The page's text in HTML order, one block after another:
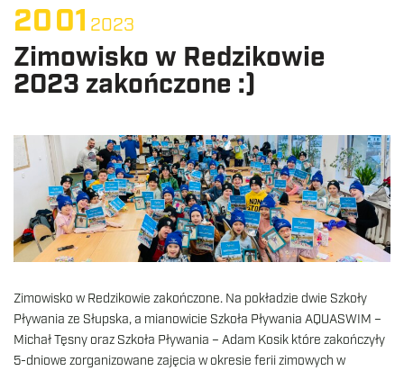
2001 2023
Zimowisko w Redzikowie
2023 zakończone :)
Zimowisko w Redzikowie zakończone. Na pokładzie dwie Szkoły
Pływania ze Słupska, a mianowicie Szkoła Pływania AQUASWIM –
Michał Tęsny oraz Szkoła Pływania – Adam Kosik które zakończyły
5-dniowe zorganizowane zajęcia w okresie ferii zimowych w